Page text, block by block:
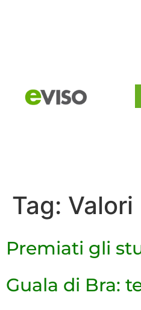
Tag: Valori
Premiati gli
Guala di Bra: